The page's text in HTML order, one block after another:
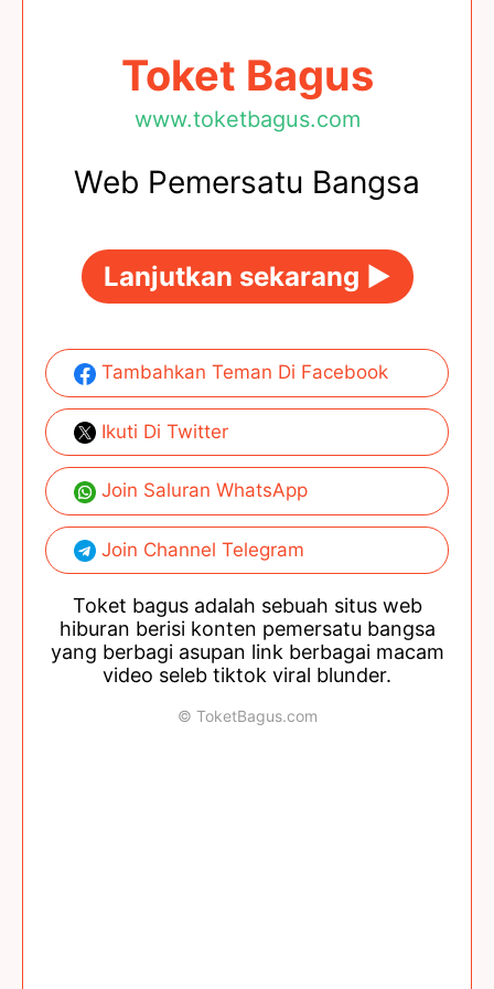
Toket Bagus
www.toketbagus.com
Web Pemersatu Bangsa
Lanjutkan sekarang ►
Tambahkan Teman Di Facebook
Ikuti Di Twitter
Join Saluran WhatsApp
Join Channel Telegram
Toket bagus adalah sebuah situs web
hiburan berisi konten pemersatu bangsa
yang berbagi asupan link berbagai macam
video seleb tiktok viral blunder.
© ToketBagus.com